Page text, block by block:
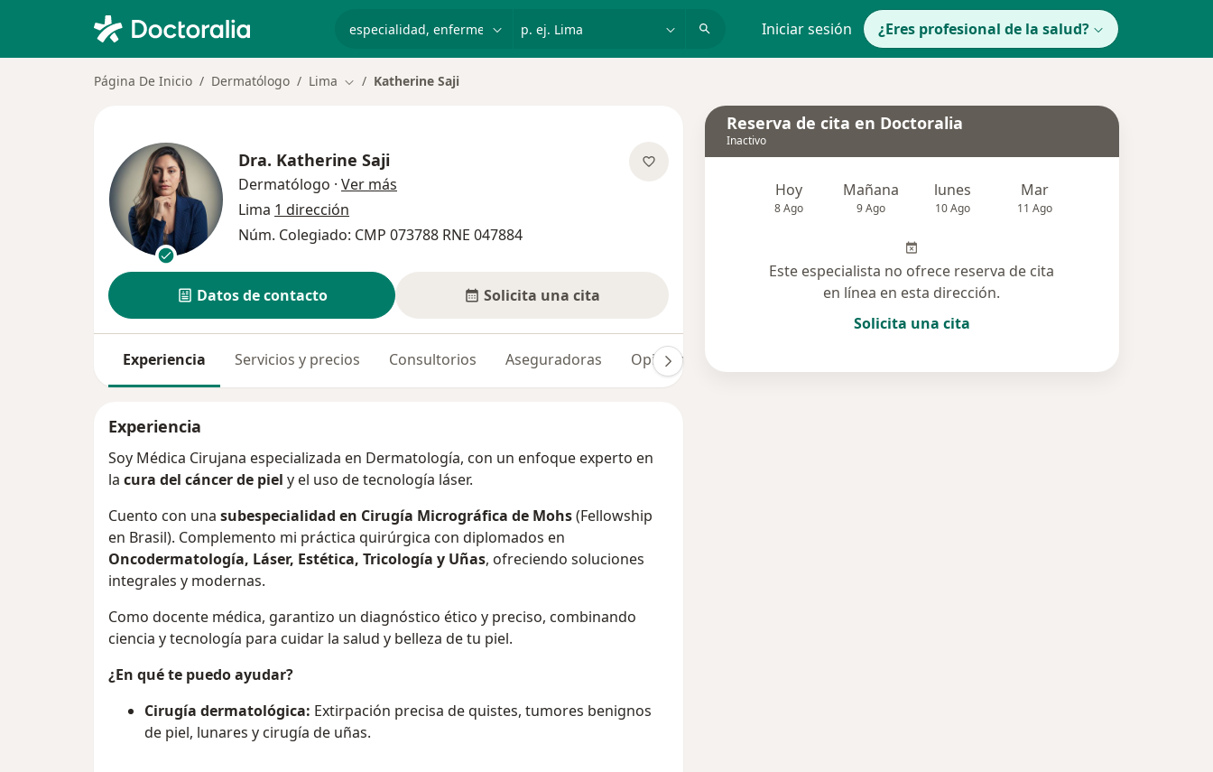
Iniciar sesión ¿Eres profesional de la salud?
Página De Inicio Dermatólogo Lima Cambiar de ciudad
Katherine Saji
Dra. Katherine Saji
Dermatólogo · Ver más
Lima 1 dirección
Núm. Colegiado: CMP 073788 RNE 047884
Datos de contacto Solicita una cita
Experiencia Servicios y precios Consultorios Aseguradoras Opiniones
Experiencia
Soy Médica Cirujana especializada en Dermatología, con un enfoque experto en
la cura del cáncer de piel y el uso de tecnología láser.
Cuento con una subespecialidad en Cirugía Micrográfica de Mohs(Fellowship
en Brasil). Complemento mi práctica quirúrgica con diplomados en
Oncodermatología, Láser, Estética, Tricología y Uñas, ofreciendo soluciones
integrales y modernas.
Como docente médica, garantizo un diagnóstico ético y preciso, combinando
ciencia y tecnología para cuidar la salud y belleza de tu piel.
¿En qué te puedo ayudar?
Cirugía dermatológica: Extirpación precisa de quistes, tumores benignos
de piel, lunares y cirugía de uñas.
Reserva de cita en Doctoralia
Inactivo
Hoy
8 Ago
Mañana
9 Ago
lunes
10 Ago
Mar
11 Ago
Este especialista no ofrece reserva de cita
en línea en esta dirección.
Solicita una cita